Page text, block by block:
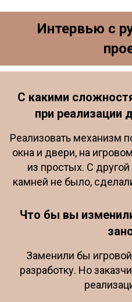
Интервью с
С какими
при реализации
Реализовать механизм
окна и двери, на
из простых. С
камней не было,
Что бы вы
Заменили бы
разработку. Но